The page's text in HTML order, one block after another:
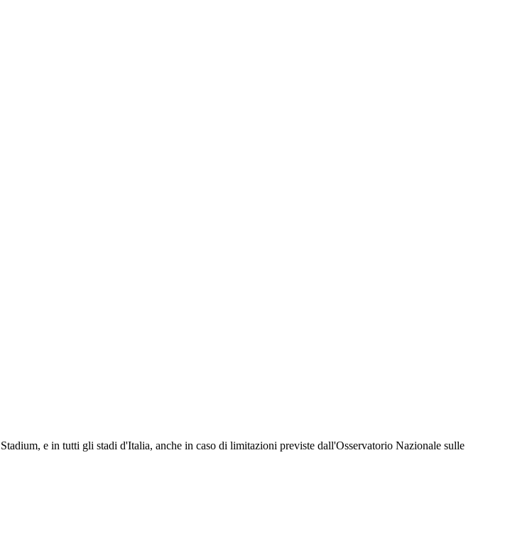
e in tutti gli stadi d'Italia, anche in caso di limitazioni previste dall'Osservatorio Nazionale sulle